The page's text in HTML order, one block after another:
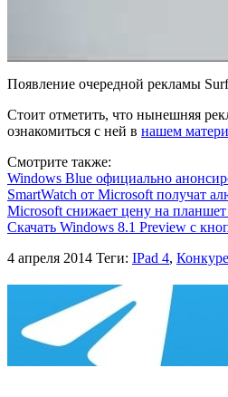
Появление очередной рекламы
Стоит отметить, что нынешняя
ознакомиться с ней в нашем
Смотрите также:
Windows Blue официально
SmartWatch от Microsoft получат
Microsoft снижает цену на
Скачать Windows 8.1 Preview с
4 апреля 2014 Теги: IPad 4,